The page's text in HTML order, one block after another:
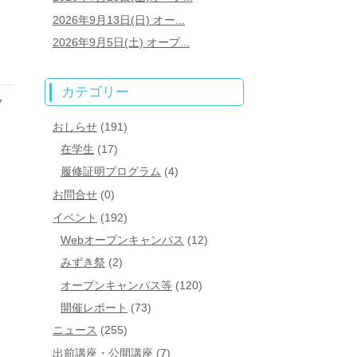
2026年9月13日(日) オー...
2026年9月5日(土) オープ...
カテゴリー
おしらせ (191)
在学生 (17)
履修証明プログラム (4)
お問合せ (0)
イベント (192)
Webオープンキャンパス (12)
みずき祭 (2)
オープンキャンパス等 (120)
開催レポート (73)
ニュース (255)
出前講座・公開講座 (7)